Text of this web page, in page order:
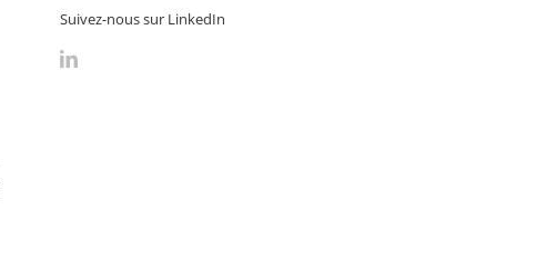
Suivez-nous sur LinkedIn